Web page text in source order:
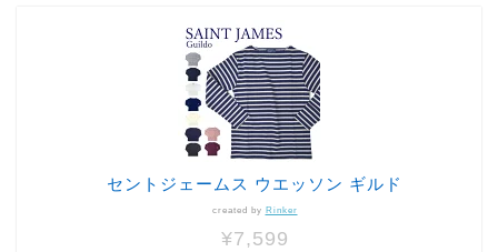
セントジェームス ウエッソン ギルド
created by Rinker
¥7,599